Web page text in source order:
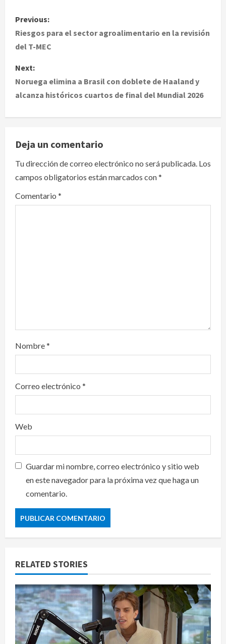
P
o
t
n
a
v
i
g
a
Previous:
Riesgos para el sector agroalimentario en la revisión
del T-MEC
Next:
Noruega elimina a Brasil con doblete de Haaland y
alcanza históricos cuartos de final del Mundial 2026
Deja un comentario
Tu dirección de correo electrónico no será publicada. Los
campos obligatorios están marcados con*
Comentario *
Nombre*
Correo electrónico *
Web
Guardar mi nombre, correo electrónico y sitio web
en este navegador para la próxima vez que haga un
comentario.
RELATED STORIES